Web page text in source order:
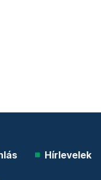
Hírlevelek